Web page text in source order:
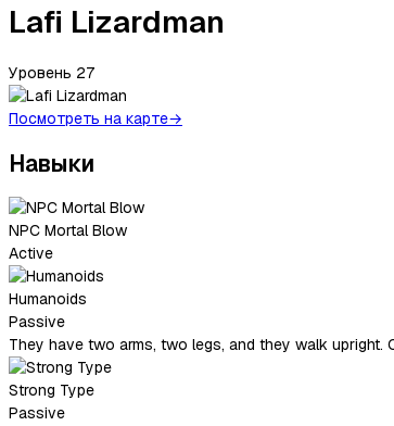
Lafi Lizardman
Уровень 27
Посмотреть на карте→
Навыки
NPC Mortal Blow
Active
Humanoids
Passive
They have two arms, two legs, and they walk upright.
Strong Type
Passive